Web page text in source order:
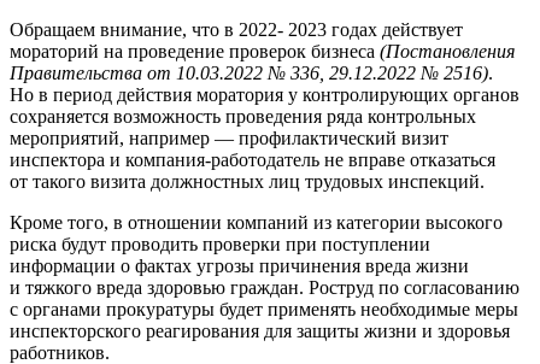
Обращаем внимание, что в 2022- 2023 годах действует
мораторий на проведение проверок бизнеса (Постановления
Правительства от 10.03.2022 № 336, 29.12.2022 № 2516).
Но в период действия моратория у контролирующих органов
сохраняется возможность проведения ряда контрольных
мероприятий, например — профилактический визит
инспектора и компания-работодатель не вправе отказаться
от такого визита должностных лиц трудовых инспекций.
Кроме того, в отношении компаний из категории высокого
риска будут проводить проверки при поступлении
информации о фактах угрозы причинения вреда жизни
и тяжкого вреда здоровью граждан. Роструд по согласованию
с органами прокуратуры будет применять необходимые меры
инспекторского реагирования для защиты жизни и здоровья
работников.